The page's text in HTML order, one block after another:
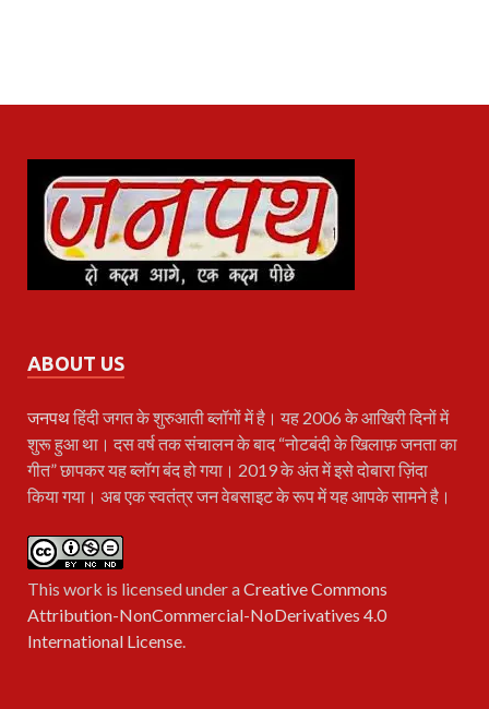
ABOUT US
जनपथहिंदी जगत के शुरुआती ब्लॉगों में है। यह 2006 के आखिरी दिनों में
शुरू हुआ था। दस वर्ष तक संचालन के बाद “नोटबंदी के खिलाफ़ जनता का
गीत” छापकर यह ब्लॉग बंद हो गया। 2019 के अंत में इसे दोबारा ज़िंदा
किया गया। अब एक स्वतंत्र जन वेबसाइट के रूप में यह आपके सामने है।
This work is licensed under aCreative Commons
Attribution-NonCommercial-NoDerivatives 4.0
International License